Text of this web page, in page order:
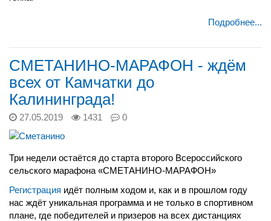
Подробнее...
СМЕТАНИНО-МАРАФОН - ждём
всех от Камчатки до
Калининграда!
27.05.2019 1431 0
Три недели остаётся до старта второго Всероссийского
сельского марафона «СМЕТАНИНО-МАРАФОН»
Регистрация идёт полным ходом и, как и в прошлом году
нас ждёт уникальная программа и не только в спортивном
плане, где победителей и призеров на всех дистанциях